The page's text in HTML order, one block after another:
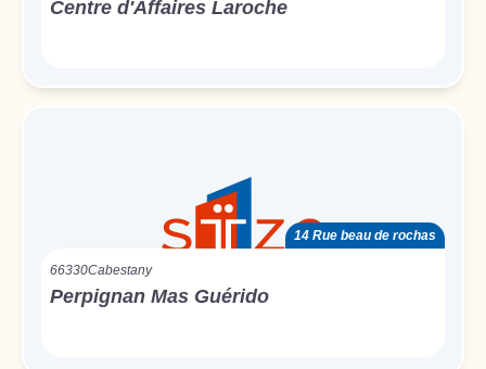
Centre d'Affaires Laroche
14 Rue beau de rochas
66330Cabestany
Perpignan Mas Guérido